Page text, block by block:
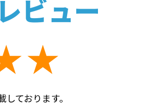
ビュー
ております。